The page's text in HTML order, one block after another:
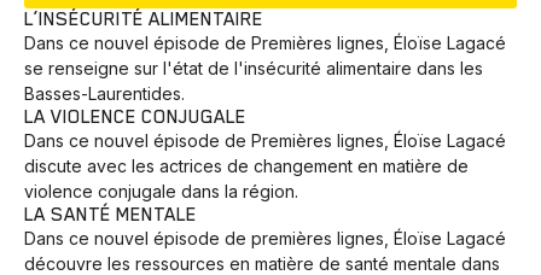
L’INSÉCURITÉ ALIMENTAIRE
Dans ce nouvel épisode de Premières lignes, Éloïse Lagacé
se renseigne sur l'état de l'insécurité alimentaire dans les
Basses-Laurentides.
LA VIOLENCE CONJUGALE
Dans ce nouvel épisode de Premières lignes, Éloïse Lagacé
discute avec les actrices de changement en matière de
violence conjugale dans la région.
LA SANTÉ MENTALE
Dans ce nouvel épisode de premières lignes, Éloïse Lagacé
découvre les ressources en matière de santé mentale dans